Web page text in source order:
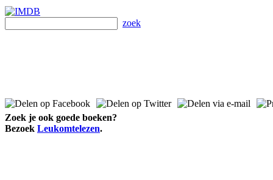
zoek
Zoek je ook goede boeken?
Bezoek Leukomtelezen.